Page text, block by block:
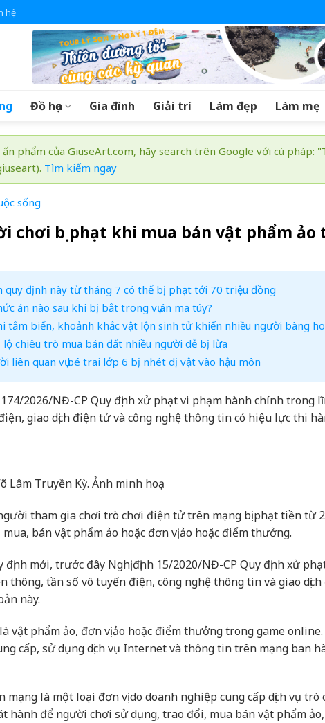
hệ
Đồ họa Gia đình Giải trí Làm đẹp Làm mẹ
phẩm của GiuseArt.com, hãy search trên Google với cú pháp:
Tìm kiếm ngay
sống
chơi bị phạt khi mua bán vật phẩm ảo
quy định này từ tháng 7 có thể bị phạt tới 70 triệu đồng
án nào sau khi bị bắt trong vụ án ma túy?
tắm biển, khoảnh khắc vật lộn sinh tử khiến nhiều người bàng
chiêu trò mua bán đất nhiều người dễ bị lừa
liên quan vụ bé trai lớp 6 bị nhét dị vật vào hậu môn
2026/NĐ-CP Quy định xử phạt vi phạm hành chính trong
giao dịch điện tử và công nghệ thông tin có hiệu lực thi
Lâm Truyền Kỳ. Ảnh minh hoạ
tham gia chơi trò chơi điện tử trên mạng bị phạt tiền từ
bán vật phẩm ảo hoặc đơn vị ảo hoặc điểm thưởng.
mới, trước đây Nghị định 15/2020/NĐ-CP Quy định xử
tần số vô tuyến điện, công nghệ thông tin và giao
này.
vật phẩm ảo, đơn vị ảo hoặc điểm thưởng trong game online.
cấp, sử dụng dịch vụ Internet và thông tin trên mạng ban
là một loại đơn vị do doanh nghiệp cung cấp dịch vụ
hành để người chơi sử dụng, trao đổi, mua bán vật phẩm